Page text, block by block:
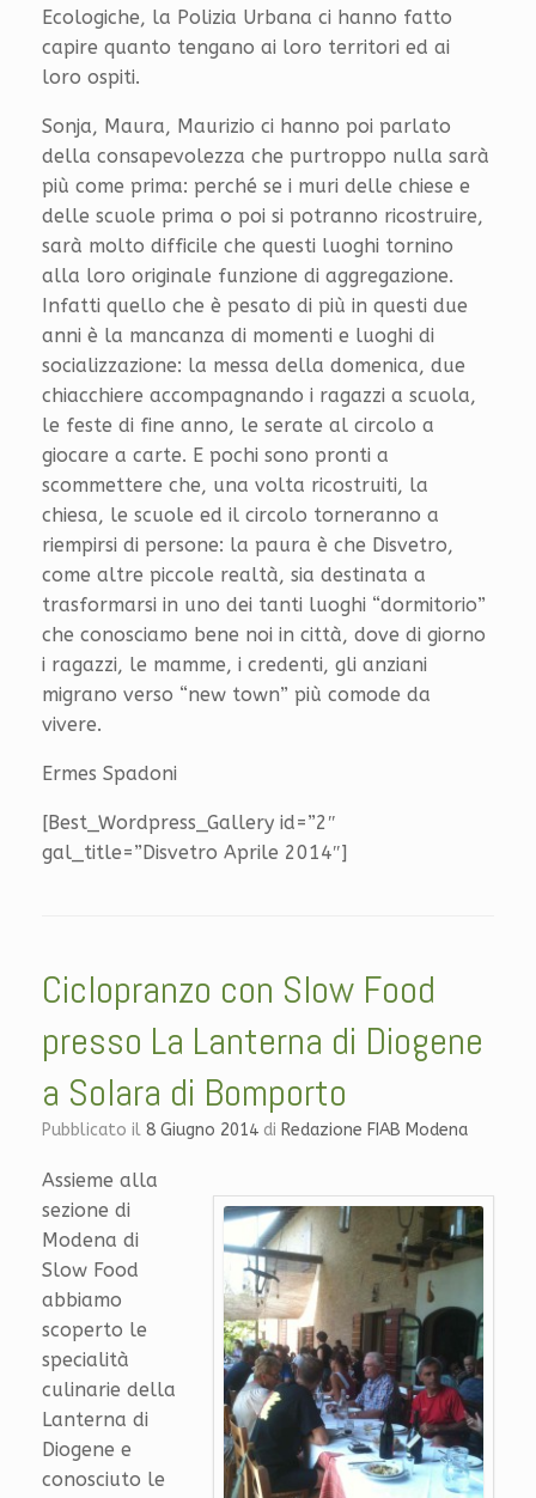
Ecologiche, la Polizia Urbana ci hanno fatto
capire quanto tengano ai loro territori ed ai
loro ospiti.
Sonja, Maura, Maurizio ci hanno poi parlato
della consapevolezza che purtroppo nulla sarà
più come prima: perché se i muri delle chiese e
delle scuole prima o poi si potranno ricostruire,
sarà molto difficile che questi luoghi tornino
alla loro originale funzione di aggregazione.
Infatti quello che è pesato di più in questi due
anni è la mancanza di momenti e luoghi di
socializzazione: la messa della domenica, due
chiacchiere accompagnando i ragazzi a scuola,
le feste di fine anno, le serate al circolo a
giocare a carte. E pochi sono pronti a
scommettere che, una volta ricostruiti, la
chiesa, le scuole ed il circolo torneranno a
riempirsi di persone: la paura è che Disvetro,
come altre piccole realtà, sia destinata a
trasformarsi in uno dei tanti luoghi “dormitorio”
che conosciamo bene noi in città, dove di giorno
i ragazzi, le mamme, i credenti, gli anziani
migrano verso “new town” più comode da
vivere.
Ermes Spadoni
[Best_Wordpress_Gallery id=”2″
gal_title=”Disvetro Aprile 2014″]
Ciclopranzo con Slow Food
presso La Lanterna di Diogene
a Solara di Bomporto
Pubblicato il 8 Giugno 2014 di Redazione FIAB Modena
Assieme alla
sezione di
Modena di
Slow Food
abbiamo
scoperto le
specialità
culinarie della
Lanterna di
Diogene e
conosciuto le